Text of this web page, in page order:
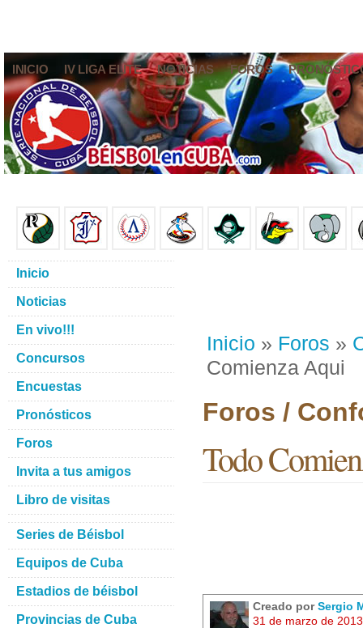
INICIO IV LIGA ELITE NOTICIAS FOROS
Inicio » Foros »
Comienza Aqui
Foros /
Todo
Creado porSergio
31 de marzo de
Inicio
Noticias
En vivo!!!
Concursos
Encuestas
Pronósticos
Foros
Invita a tus amigos
Libro de visitas
Series de Béisbol
Equipos de Cuba
Estadios de béisbol
Provincias de Cuba